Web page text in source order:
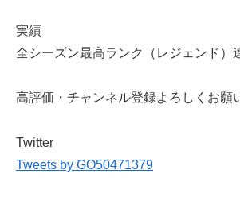
実績
全シーズン最高ランク（レジェンド）
高評価・チャンネル登録よろしくお願
Twitter
Tweets by GO50471379